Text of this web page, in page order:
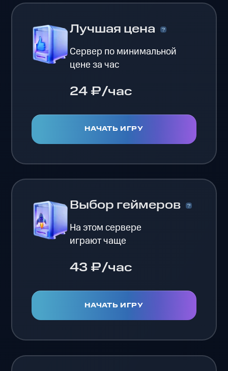
Лучшая цена
Сервер по минимальной
цене за час
24 ₽/час
НАЧАТЬ ИГРУ
Выбор геймеров
На этом сервере
играют чаще
43 ₽/час
НАЧАТЬ ИГРУ